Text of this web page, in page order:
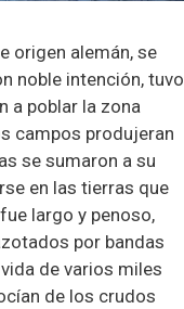
origen alemán, se
noble intención, tuvo
a poblar la zona
campos produjeran
se sumaron a su
en las tierras que
largo y penoso,
por bandas
de varios miles
de los crudos